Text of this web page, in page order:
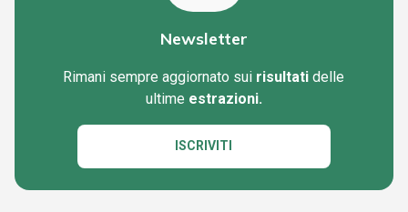
Newsletter
Rimani sempre aggiornato sui risultati delle
ultime estrazioni.
ISCRIVITI